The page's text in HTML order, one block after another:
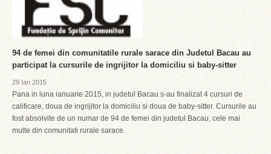
94 de femei din comunitatile rurale sarace din Judetul Bacau au
participat la cursurile de ingrijitor la domiciliu si baby-sitter
29 Ian 2015
Pana in luna ianuarie 2015, in judetul Bacau s-au finalizat 4 cursuri de
calificare, doua de ingrijitor la domiciliu si doua de baby-sitter. Cursurile au
fost absolvite de un numar de 94 de femei din judetul Bacau, cele mai
multe din comunitati rurale sarace.